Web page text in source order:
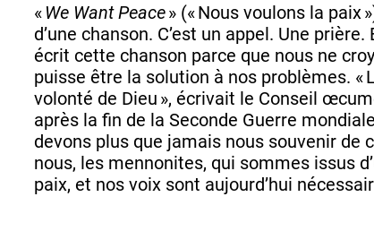
« We Want Peace» (« Nous voulons la paix
d’une chanson. C’est un appel. Une
écrit cette chanson parce que nous ne
puisse être la solution à nos problèmes. «
volonté de Dieu », écrivait le Conseil
après la fin de la Seconde Guerre
devons plus que jamais nous souvenir de
nous, les mennonites, qui sommes issus
paix, et nos voix sont aujourd’hui